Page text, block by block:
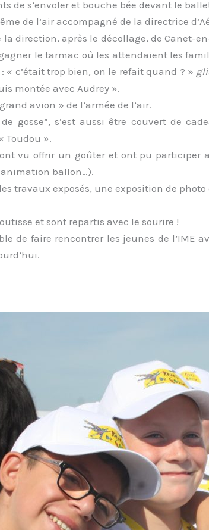
de s’envoler et bouche bée devant le
de l’air accompagné de la directrice
direction, après le décollage, de Canet-
le tarmac où les attendaient les
« c’était trop bien, on le refait quand ? »
montée avec Audrey ».
avion » de l’armée de l’air.
de gosse”, s’est aussi être couvert de
Toudou ».
vu offrir un goûter et ont pu participer
ballon…).
travaux exposés, une exposition de
et sont repartis avec le sourire !
de faire rencontrer les jeunes de l’IME